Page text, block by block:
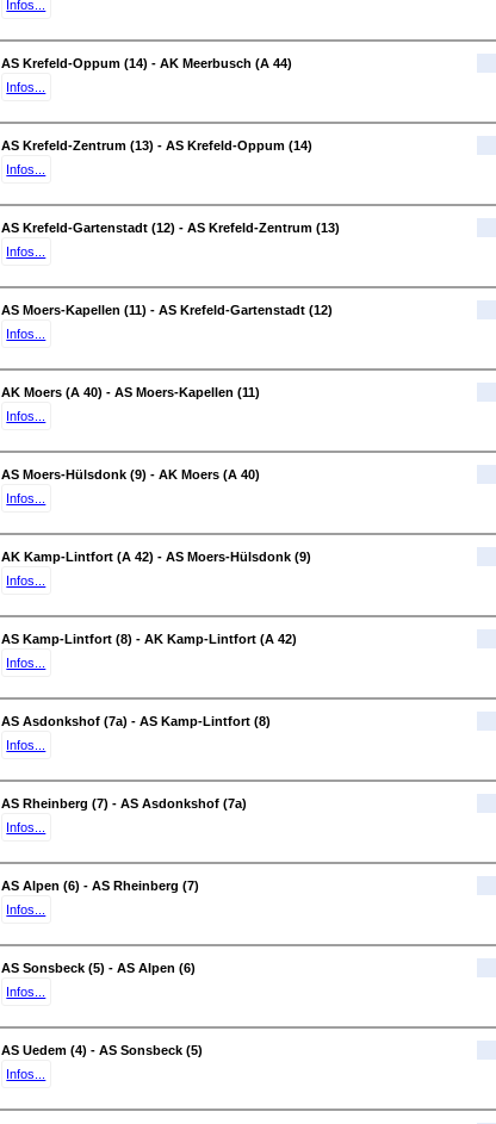
Infos...
AS Krefeld-Oppum (14) - AK Meerbusch (A 44)
Infos...
AS Krefeld-Zentrum (13) - AS Krefeld-Oppum (14)
Infos...
AS Krefeld-Gartenstadt (12) - AS Krefeld-Zentrum (13)
Infos...
AS Moers-Kapellen (11) - AS Krefeld-Gartenstadt (12)
Infos...
AK Moers (A 40) - AS Moers-Kapellen (11)
Infos...
AS Moers-Hülsdonk (9) - AK Moers (A 40)
Infos...
AK Kamp-Lintfort (A 42) - AS Moers-Hülsdonk (9)
Infos...
AS Kamp-Lintfort (8) - AK Kamp-Lintfort (A 42)
Infos...
AS Asdonkshof (7a) - AS Kamp-Lintfort (8)
Infos...
AS Rheinberg (7) - AS Asdonkshof (7a)
Infos...
AS Alpen (6) - AS Rheinberg (7)
Infos...
AS Sonsbeck (5) - AS Alpen (6)
Infos...
AS Uedem (4) - AS Sonsbeck (5)
Infos...